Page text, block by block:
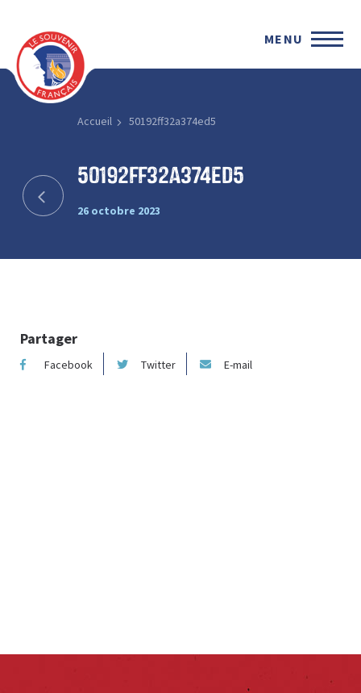
MENU
Accueil 50192ff32a374ed5
50192ff32a374ed5
26 octobre 2023
Partager
Facebook Twitter E-mail